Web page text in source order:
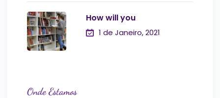
How will you
1 de Janeiro, 2021
Onde Estamos